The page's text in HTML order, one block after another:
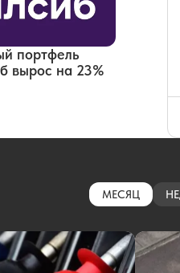
портфель
вырос на 23%
МЕСЯЦ